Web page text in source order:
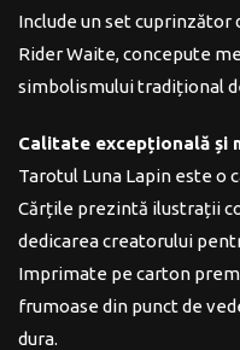
Include un set cuprinzător
Rider Waite, concepute
simbolismului tradițional
Calitate excepțională și
Tarotul Luna Lapin este o
Cărțile prezintă ilustrații
dedicarea creatorului
Imprimate pe carton
frumoase din punct de
dura.